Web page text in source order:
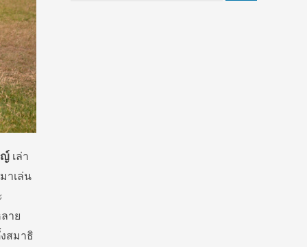
ญ์ เล่า
าเล่น
าย
สมาธิ